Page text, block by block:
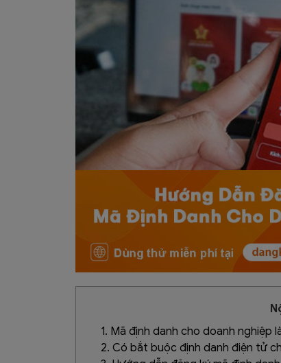
1. Mã định danh cho doanh nghiệp
2. Có bắt buộc định danh điện tử